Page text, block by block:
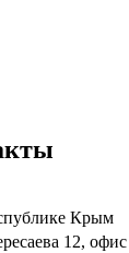
Крым
12, офис